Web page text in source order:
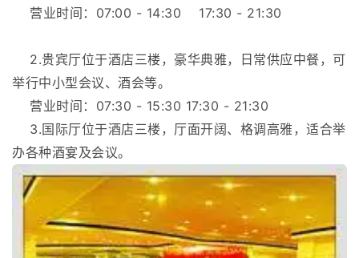
营业时间：07:00 - 14:30 17:30 - 21:30
2.贵宾厅位于酒店三楼，豪华典雅，日常供应中餐，可
举行中小型会议、酒会等。
营业时间：07:30 - 15:30 17:30 - 21:30
3.国际厅位于酒店三楼，厅面开阔、格调高雅，适合举
办各种酒宴及会议。